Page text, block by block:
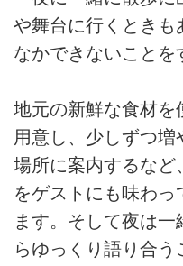
や舞台に行くときも
なかできないことを
地元の新鮮な食材を
用意し、少しずつ
場所に案内するなど
をゲストにも味わっ
ます。そして夜は
らゆっくり語り合